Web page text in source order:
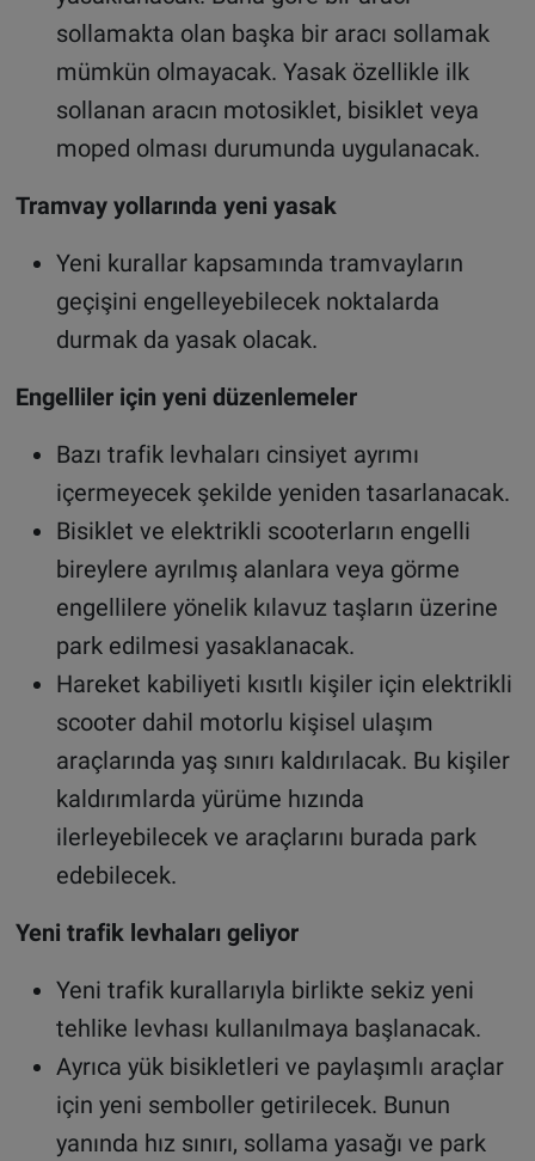
sollamakta olan başka bir aracı sollamak
mümkün olmayacak. Yasak özellikle ilk
sollanan aracın motosiklet, bisiklet veya
moped olması durumunda uygulanacak.
Tramvay yollarında yeni yasak
Yeni kurallar kapsamında tramvayların
geçişini engelleyebilecek noktalarda
durmak da yasak olacak.
Engelliler için yeni düzenlemeler
Bazı trafik levhaları cinsiyet ayrımı
içermeyecek şekilde yeniden tasarlanacak.
Bisiklet ve elektrikli scooterların engelli
bireylere ayrılmış alanlara veya görme
engellilere yönelik kılavuz taşların üzerine
park edilmesi yasaklanacak.
Hareket kabiliyeti kısıtlı kişiler için elektrikli
scooter dahil motorlu kişisel ulaşım
araçlarında yaş sınırı kaldırılacak. Bu kişiler
kaldırımlarda yürüme hızında
ilerleyebilecek ve araçlarını burada park
edebilecek.
Yeni trafik levhaları geliyor
Yeni trafik kurallarıyla birlikte sekiz yeni
tehlike levhası kullanılmaya başlanacak.
Ayrıca yük bisikletleri ve paylaşımlı araçlar
için yeni semboller getirilecek. Bunun
yanında hız sınırı, sollama yasağı ve park